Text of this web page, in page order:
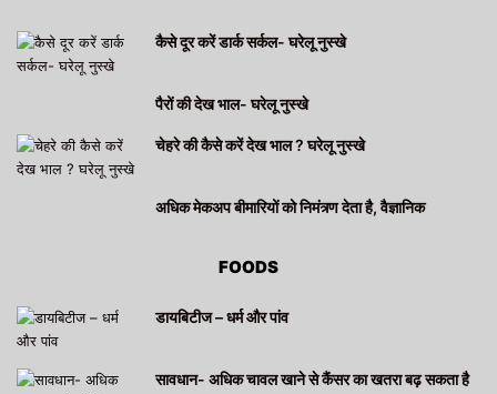
कैसे दूर करें डार्क सर्कल- घरेलू नुस्खे
पैरों की देख भाल- घरेलू नुस्खे
चेहरे की कैसे करें देख भाल ? घरेलू नुस्खे
अधिक मेकअप बीमारियों को निमंत्र्ण देता है, वैज्ञानिक
FOODS
डायबिटीज – धर्म और पांव
सावधान- अधिक चावल खाने से कैंसर का खतरा बढ़ सकता है